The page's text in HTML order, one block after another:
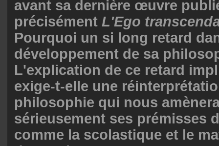
avant sa dernière œuvre
précisément L'Ego
Pourquoi un si long retard
développement de sa
L'explication de ce retard
exige-t-elle une
philosophie qui nous
sérieusement ses prémisses
comme la scolastique et le